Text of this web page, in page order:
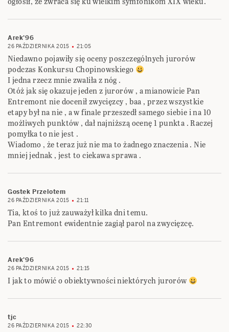
Arek'96
26 PAŹDZIERNIKA 2015 21:05
Niedawno pojawiły się oceny poszczególnych jurorów
podczas Konkursu Chopinowskiego
I jedna rzecz mnie zwaliła z nóg .
Otóż jak się okazuje jeden z jurorów , a mianowicie Pan
Entremont nie docenił zwycięzcy , baa , przez wszystkie
etapy był na nie , a w finale przeszedł samego siebie i na 10
możliwych punktów , dał najniższą ocenę 1 punkta . Raczej
pomyłka to nie jest .
Wiadomo , że teraz już nie ma to żadnego znaczenia . Nie
mniej jednak , jest to ciekawa sprawa .
Gostek Przelotem
26 PAŹDZIERNIKA 2015 21:11
Tia, ktoś to już zauważył kilka dni temu.
Pan Entremont ewidentnie zagiął parol na zwycięzcę.
Arek'96
26 PAŹDZIERNIKA 2015 21:15
I jak to mówić o obiektywności niektórych jurorów
tjc
26 PAŹDZIERNIKA 2015 22:30